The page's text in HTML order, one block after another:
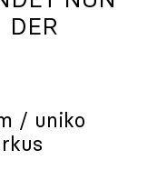
DER
/ uniko